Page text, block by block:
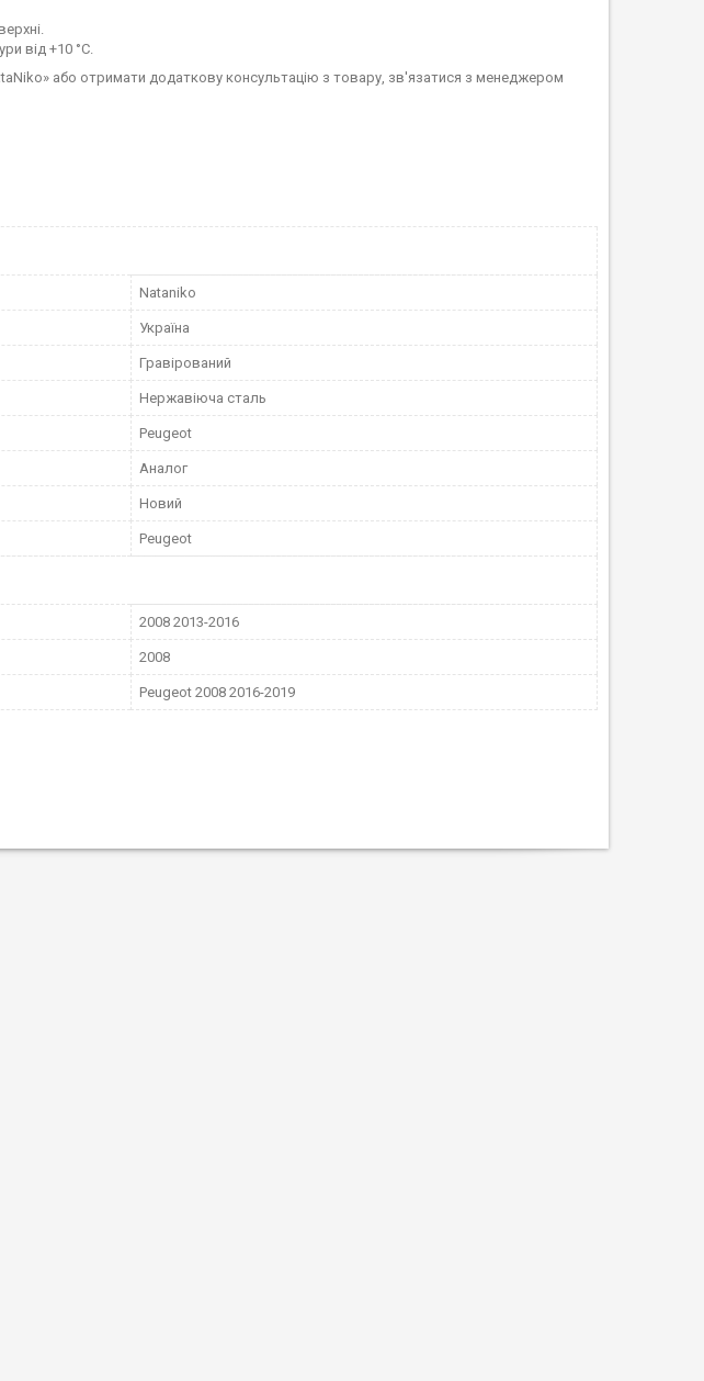
від +10 °C.
або отримати додаткову консультацію з товару, зв'язатися з менеджером
Nataniko
Україна
Гравірований
Нержавіюча сталь
Peugeot
Аналог
Новий
Peugeot
2008 2013-2016
2008
Peugeot 2008 2016-2019